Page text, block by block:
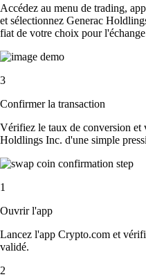
Accédez au menu de trading,
et sélectionnez Generac
fiat de votre choix pour
3
Confirmer la transaction
Vérifiez le taux de conversion et
Holdlings Inc. d'une simple
1
Ouvrir l'app
Lancez l'app Crypto.com et
validé.
2